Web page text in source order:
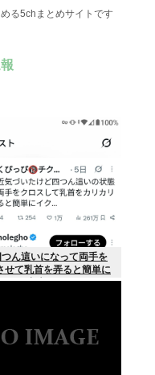
る5chまとめサイトです
ん這いになって両手を
せて乳首を弄ると簡単に
これ出来ないヤツはゲイ